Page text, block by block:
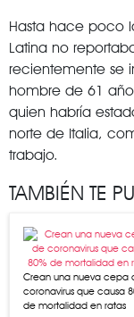
Hasta hace poco
Latina no
recientemente se
hombre de 61
quien habría
norte de Italia,
trabajo.
TAMBIÉN TE
Crean una nueva cepa
coronavirus que causa
de mortalidad en ratas